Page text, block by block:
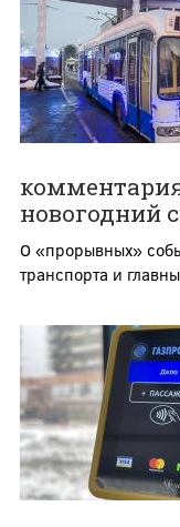
новогодний
О «прорывных»
транспорта и